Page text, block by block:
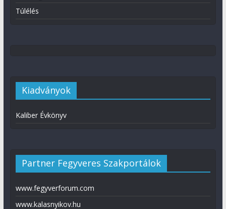
Túlélés
Kiadványok
Kaliber Évkönyv
Partner Fegyveres Szakportálok
www.fegyverforum.com
www.kalasnyikov.hu